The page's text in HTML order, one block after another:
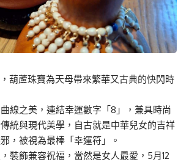
葫蘆珠寶為天母帶來繁華又古典的快閃時
曲線之美，連結幸運數字「8」，兼具時尚
統與現代美學，自古就是中華兒女的吉祥
，被視為最棒「幸運符」。
裝飾兼容祝福，當然是女人最愛，5月12